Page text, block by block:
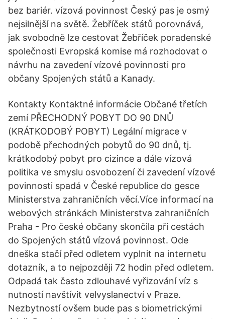
bez bariér. vízová povinnost Český pas je osmý
nejsilnější na světě. Žebříček států porovnává,
jak svobodně lze cestovat Žebříček poradenské
společnosti Evropská komise má rozhodovat o
návrhu na zavedení vízové povinnosti pro
občany Spojených států a Kanady.
Kontakty Kontaktné informácie Občané třetích
zemí PŘECHODNÝ POBYT DO 90 DNŮ
(KRÁTKODOBÝ POBYT) Legální migrace v
podobě přechodných pobytů do 90 dnů, tj.
krátkodobý pobyt pro cizince a dále vízová
politika ve smyslu osvobození či zavedení vízové
povinnosti spadá v České republice do gesce
Ministerstva zahraničních věcí.Více informací na
webových stránkách Ministerstva zahraničních
Praha - Pro české občany skončila při cestách
do Spojených států vízová povinnost. Ode
dneška stačí před odletem vyplnit na internetu
dotazník, a to nejpozději 72 hodin před odletem.
Odpadá tak často zdlouhavé vyřizování víz s
nutností navštívit velvyslanectví v Praze.
Nezbytností ovšem bude pas s biometrickými